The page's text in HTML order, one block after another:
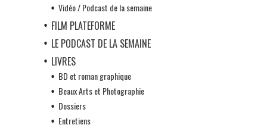
Vidéo / Podcast de la semaine
FILM PLATEFORME
LE PODCAST DE LA SEMAINE
LIVRES
BD et roman graphique
Beaux Arts et Photographie
Dossiers
Entretiens